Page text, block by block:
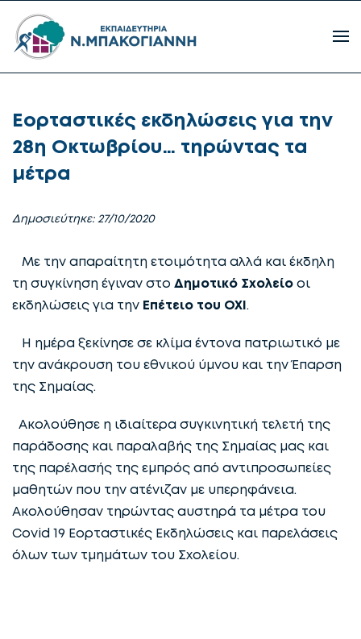
Εορταστικές εκδηλώσεις για την
28η Οκτωβρίου… τηρώντας τα
μέτρα
Δημοσιεύτηκε: 27/10/2020
Με την απαραίτητη ετοιμότητα αλλά και έκδηλη
τη συγκίνηση έγιναν στο Δημοτικό Σχολείο οι
εκδηλώσεις για την Επέτειο του ΟΧΙ.
Η ημέρα ξεκίνησε σε κλίμα έντονα πατριωτικό με
την ανάκρουση του εθνικού ύμνου και την Έπαρση
της Σημαίας.
Ακολούθησε η ιδιαίτερα συγκινητική τελετή της
παράδοσης και παραλαβής της Σημαίας μας και
της παρέλασής της εμπρός από αντιπροσωπείες
μαθητών που την ατένιζαν με υπερηφάνεια.
Ακολούθησαν τηρώντας αυστηρά τα μέτρα του
Covid 19 Εορταστικές Εκδηλώσεις και παρελάσεις
όλων των τμημάτων του Σχολείου.